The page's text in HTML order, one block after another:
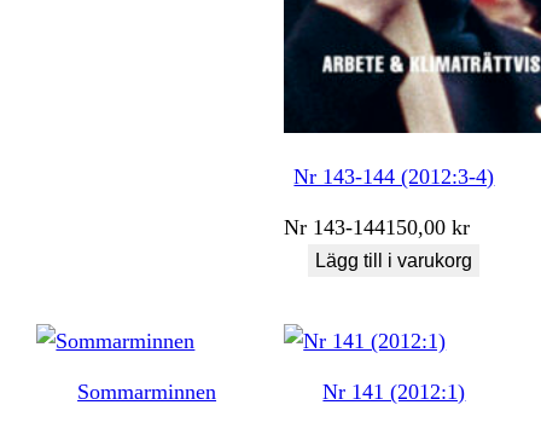
Nr 143-144 (2012:3-4)
Nr 143-144150,00kr
Lägg till i varukorg
Sommarminnen Nr 141 (2012:1)